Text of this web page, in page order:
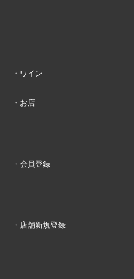
ワイン
お店
会員登録
店舗新規登録